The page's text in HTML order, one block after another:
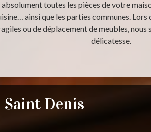
absolument toutes les pièces de votre
ainsi que les parties communes. Lors
ou de déplacement de meubles, nous
délicatesse.
Saint Denis